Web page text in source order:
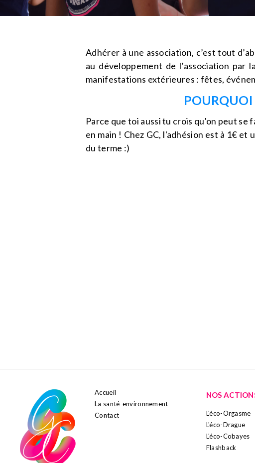
Adhérer à une association, c’est tout
au développement de l’association par
manifestations extérieures : fêtes,
POURQUOI
Parce que toi aussi tu crois qu'on peut se
en main ! Chez GC, l'adhésion est à 1€
du terme :)
Accueil
La santé-environnement
Contact
NOS
L'éco-Orgasme
L'éco-Drague
L'éco-Cobayes
Flashback